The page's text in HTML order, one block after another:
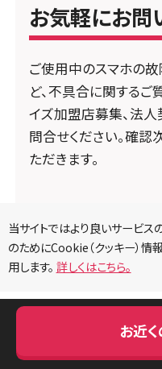
お気軽にお問
ご使用中のスマホの故
ど、不具合に関するご
イズ加盟店募集、法
問合せください。確認
ただきます。
お
お近
当サイトではより良いサービス
のためにCookie（クッキー）情
用します。 詳しくはこちら。